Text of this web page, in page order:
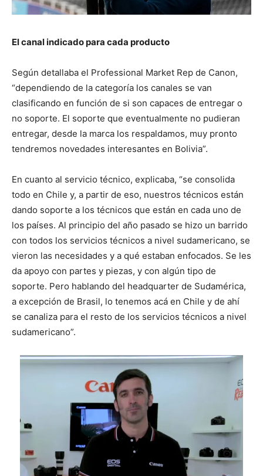
El canal indicado para cada producto
Según detallaba el Professional Market Rep de Canon,
“dependiendo de la categoría los canales se van
clasificando en función de si son capaces de entregar o
no soporte. El soporte que eventualmente no pudieran
entregar, desde la marca los respaldamos, muy pronto
tendremos novedades interesantes en Bolivia”.
En cuanto al servicio técnico, explicaba, “se consolida
todo en Chile y, a partir de eso, nuestros técnicos están
dando soporte a los técnicos que están en cada uno de
los países. Al principio del año pasado se hizo un barrido
con todos los servicios técnicos a nivel sudamericano, se
vieron las necesidades y a qué estaban enfocados. Se les
da apoyo con partes y piezas, y con algún tipo de
soporte. Pero hablando del headquarter de Sudamérica,
a excepción de Brasil, lo tenemos acá en Chile y de ahí
se canaliza para el resto de los servicios técnicos a nivel
sudamericano”.